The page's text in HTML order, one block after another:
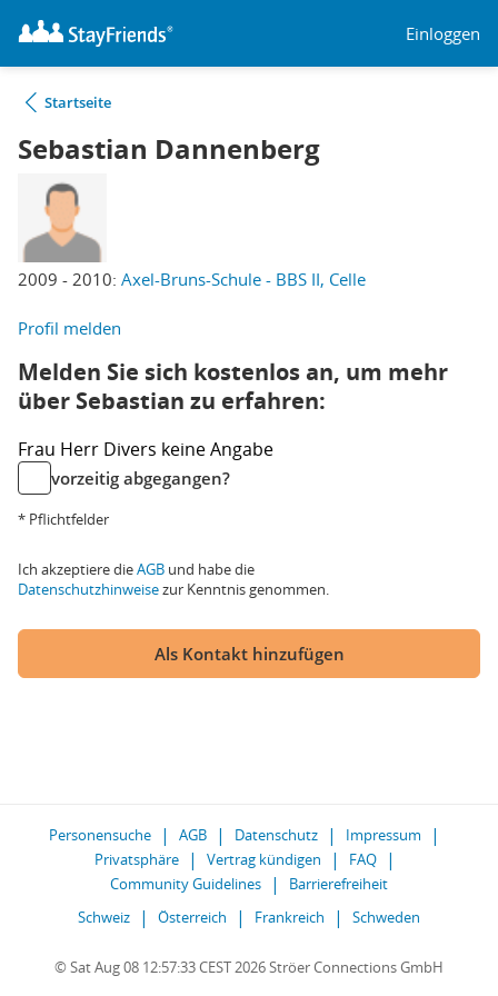
Einloggen
Startseite
Sebastian Dannenberg
2009 - 2010: Axel-Bruns-Schule - BBS II, Celle
Profil melden
Melden Sie sich kostenlos an, um mehr
über Sebastian zu erfahren:
Frau Herr Divers keine Angabe
vorzeitig abgegangen?
* Pflichtfelder
Ich akzeptiere dieAGB und habe die
Datenschutzhinweisezur Kenntnis genommen.
Als Kontakt hinzufügen
Personensuche AGB Datenschutz
Impressum
Privatsphäre
Vertrag kündigen
FAQ
Community Guidelines
Barrierefreiheit
Schweiz
Österreich Frankreich Schweden
© Sat Aug 08 12:57:33 CEST 2026 Ströer Connections GmbH